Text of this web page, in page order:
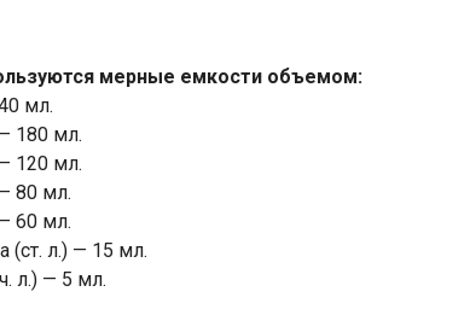
мерные емкости объемом:
мл.
180 мл.
120 мл.
80 мл.
60 мл.
(ст. л.) — 15 мл.
л.) — 5 мл.